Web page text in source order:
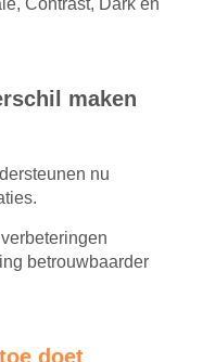
maken
nu
betrouwbaarder
doet